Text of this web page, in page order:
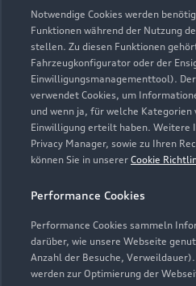
Notwendige Cookies werden
Funktionen während der Nutzung
stellen. Zu diesen Funktionen
Fahrzeugkonfigurator oder der
Einwilligungsmanagementtool).
verwendet Cookies, um
und wenn ja, für welche Kategorien
Einwilligung erteilt haben. Weitere
Privacy Manager, sowie zu Ihren
können Sie in unserer Cookie
Performance Cookies
Performance Cookies sammeln
darüber, wie unsere Webseite
Anzahl der Besuche, Verweildauer).
werden zur Optimierung der
Geöffnet bis17:00
Modelle
Elektromodelle
Plug-in-Hybride
Neuwagensuche
Gebrauchtwagensuche
Service & Zubehör
Saisonale Angebote
Support